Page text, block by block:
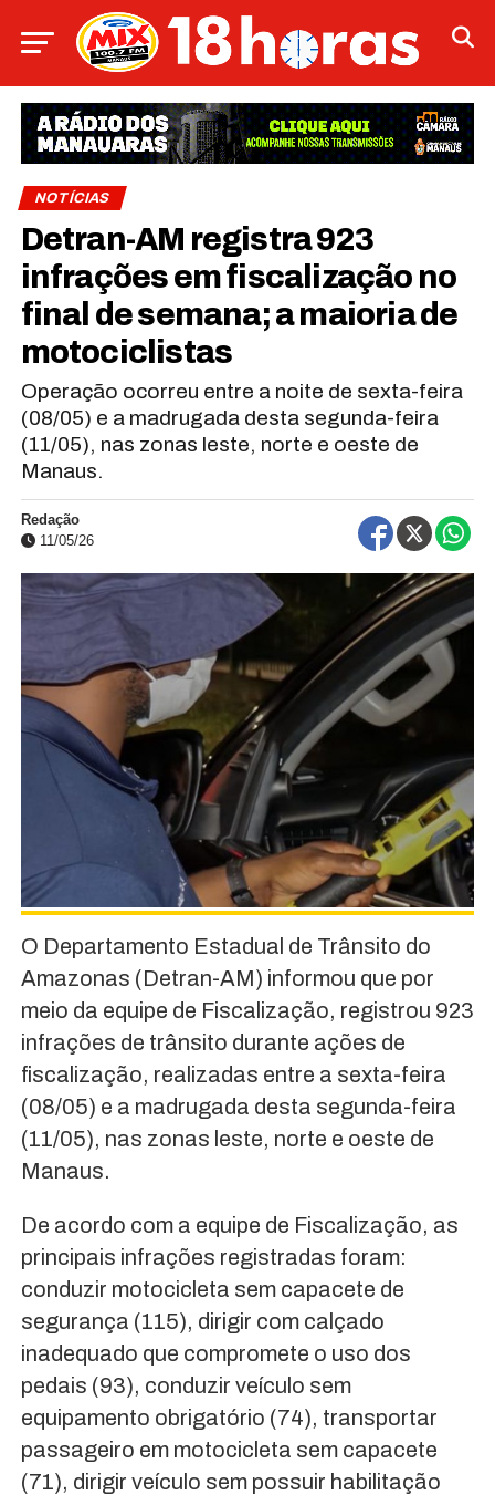
NOTÍCIAS
Detran-AM registra 923
infrações em fiscalização no
final de semana; a maioria de
motociclistas
Operação ocorreu entre a noite de sexta-feira
(08/05) e a madrugada desta segunda-feira
(11/05), nas zonas leste, norte e oeste de
Manaus.
Redação
11/05/26
O Departamento Estadual de Trânsito do
Amazonas (Detran-AM) informou que por
meio da equipe de Fiscalização, registrou 923
infrações de trânsito durante ações de
fiscalização, realizadas entre a sexta-feira
(08/05) e a madrugada desta segunda-feira
(11/05), nas zonas leste, norte e oeste de
Manaus.
De acordo com a equipe de Fiscalização, as
principais infrações registradas foram:
conduzir motocicleta sem capacete de
segurança (115), dirigir com calçado
inadequado que compromete o uso dos
pedais (93), conduzir veículo sem
equipamento obrigatório (74), transportar
passageiro em motocicleta sem capacete
(71), dirigir veículo sem possuir habilitação